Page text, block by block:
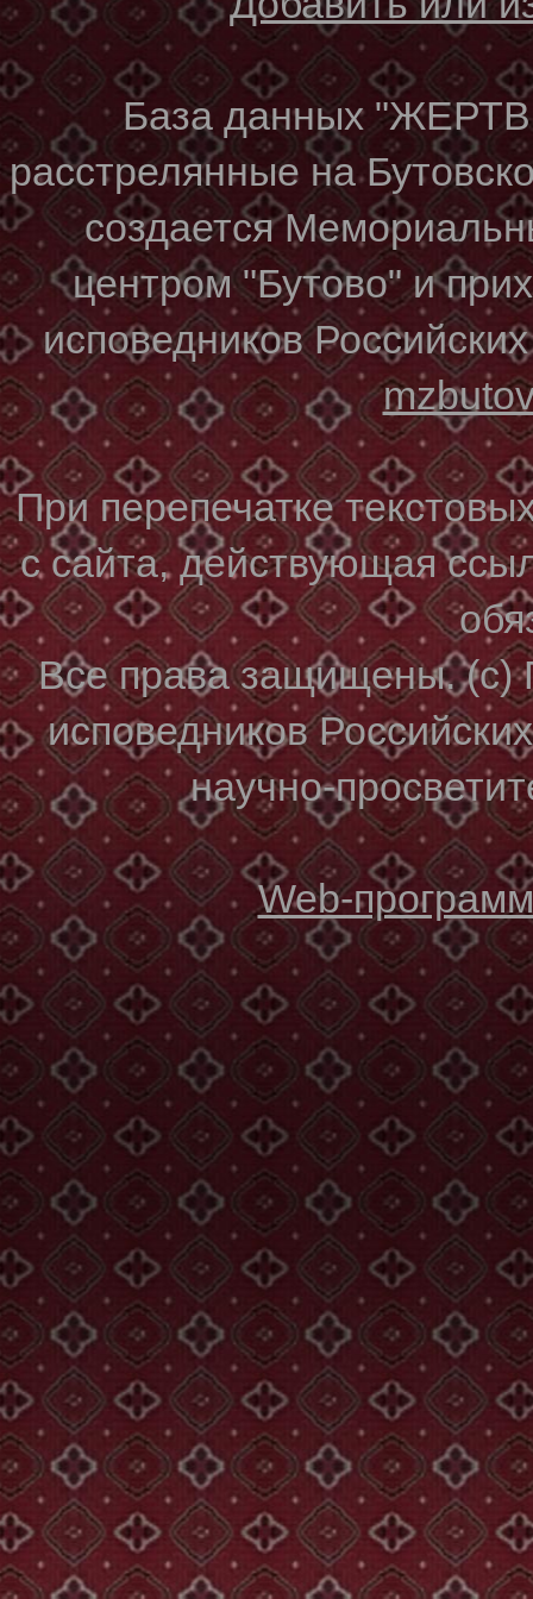
База данных
расстрелянные на
создается
центром "Бутово" и
исповедников
При перепечатке
с сайта, действующая
Все права защищены. (с)
исповедников
научно-
Web-